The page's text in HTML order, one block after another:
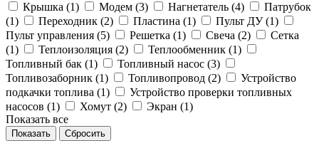
Крышка (1) Модем (3) Нагнетатель (4)
Патрубок
(1) Переходник (2) Пластина (1) Пульт ДУ (1)
Пульт управления (5) Решетка (1) Свеча (2)
Сетка
(1) Теплоизоляция (2) Теплообменник (1)
Топливный бак (1) Топливный насос (3)
Топливозаборник (1) Топливопровод (2)
Устройство
подкачки топлива (1)
Устройство проверки топливных
насосов (1) Хомут (2) Экран (1)
Показать все
Сбросить